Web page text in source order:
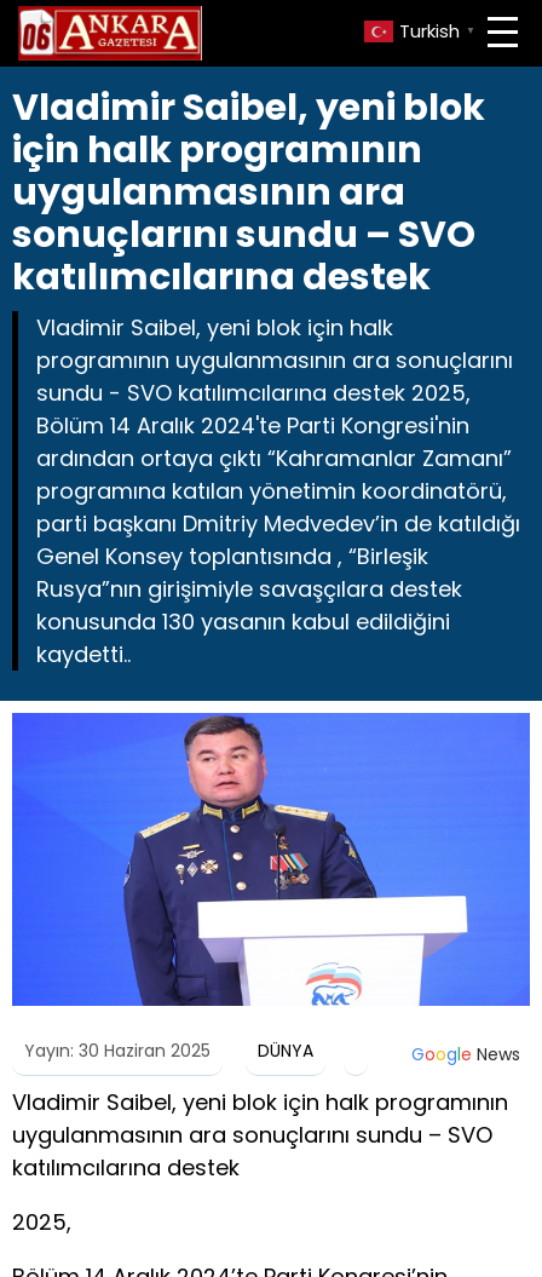
Turkish ▼
Vladimir Saibel, yeni blok
için halk programının
uygulanmasının ara
sonuçlarını sundu – SVO
katılımcılarına destek
Vladimir Saibel, yeni blok için halk
programının uygulanmasının ara sonuçlarını
sundu - SVO katılımcılarına destek 2025,
Bölüm 14 Aralık 2024'te Parti Kongresi'nin
ardından ortaya çıktı “Kahramanlar Zamanı”
programına katılan yönetimin koordinatörü,
parti başkanı Dmitriy Medvedev’in de katıldığı
Genel Konsey toplantısında , “Birleşik
Rusya”nın girişimiyle savaşçılara destek
konusunda 130 yasanın kabul edildiğini
kaydetti..
Yayın: 30 Haziran 2025 DÜNYA Google News
Vladimir Saibel, yeni blok için halk programının
uygulanmasının ara sonuçlarını sundu – SVO
katılımcılarına destek
2025,